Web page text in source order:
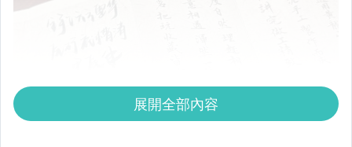
展開全部內容